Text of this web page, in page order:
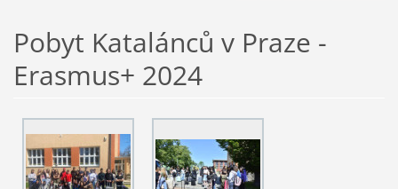
Pobyt Katalánců v Praze -
Erasmus+ 2024